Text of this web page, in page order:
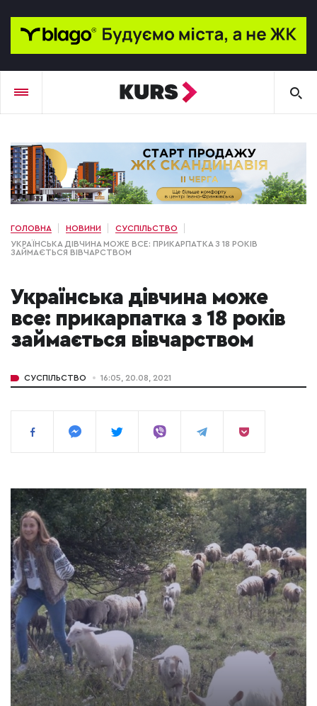
ГОЛОВНА НОВИНИ
СУСПІЛЬСТВО
УКРАЇНСЬКА ДІВЧИНА МОЖЕ ВСЕ: ПРИКАРПАТКА З 18 РОКІВ
ЗАЙМАЄТЬСЯ ВІВЧАРСТВОМ
Українська дівчина може
все: прикарпатка з 18 років
займається вівчарством
СУСПІЛЬСТВО 16:05, 20.08, 2021